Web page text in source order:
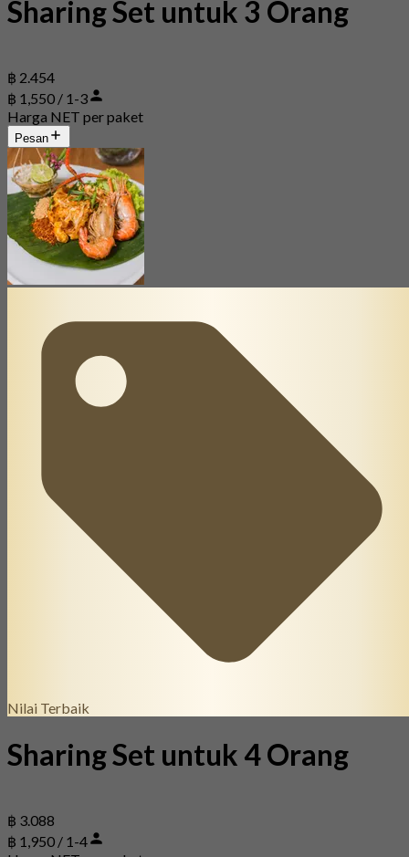
Sharing Set untuk 3 Orang
฿ 2.454
฿ 1,550 / 1-3
Harga NET per paket
Pesan
Nilai Terbaik
Sharing Set untuk 4 Orang
฿ 3.088
฿ 1,950 / 1-4